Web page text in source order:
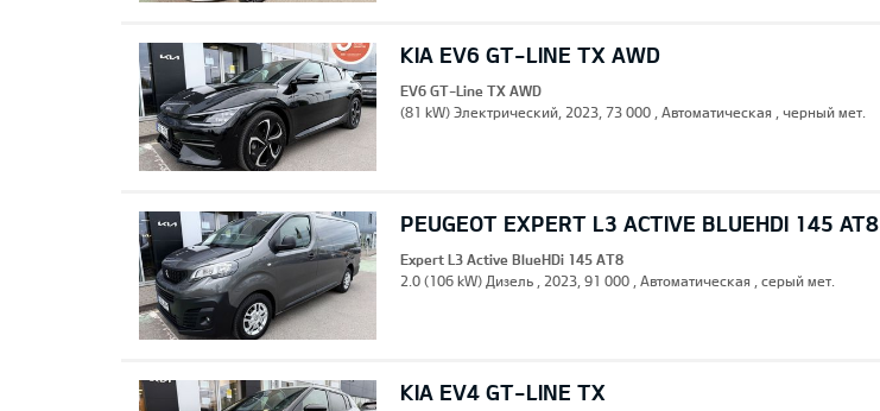
KIA EV6 GT-LINE TX AWD
EV6 GT-Line TX AWD
(81 kW) Электрический, 2023, 73 000 , Автоматическая , черный мет.
PEUGEOT EXPERT L3 ACTIVE BLUEHDI 145 AT8
Expert L3 Active BlueHDi 145 AT8
2.0 (106 kW) Дизель , 2023, 91 000 , Автоматическая , серый мет.
KIA EV4 GT-LINE TX